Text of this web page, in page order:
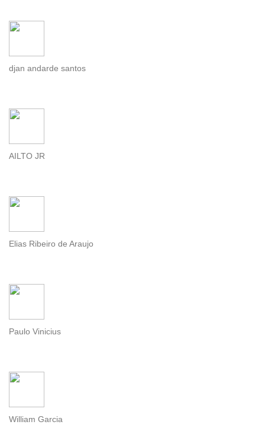
djan andarde santos
AILTO JR
Elias Ribeiro de Araujo
Paulo Vinicius
William Garcia